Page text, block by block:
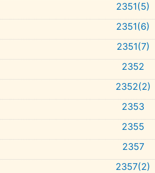
2351(5)
2351(6)
2351(7)
2352
2352(2)
2353
2355
2357
2357(2)